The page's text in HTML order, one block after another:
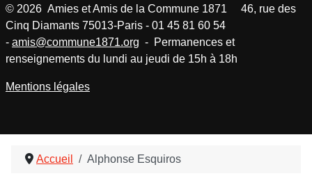
Accueil Alphonse Esquiros
© 2026 Amies et Amis de la Commune 1871 46, rue des
Cinq Diamants 75013-Paris - 01 45 81 60 54
- amis@commune1871.org - Permanences et
renseignements du lundi au jeudi de 15h à 18h
Mentions légales